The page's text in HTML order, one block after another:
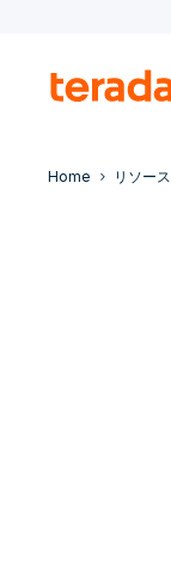
Home リソース